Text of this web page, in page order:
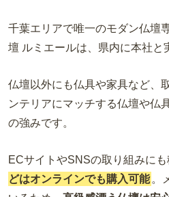
千葉エリアで唯一のモダン仏壇
壇 ルミエールは、県内に本社と
仏壇以外にも仏具や家具など、
ンテリアにマッチする仏壇や仏
の強みです。
ECサイトやSNSの取り組みにも
どはオンラインでも購入可能 。